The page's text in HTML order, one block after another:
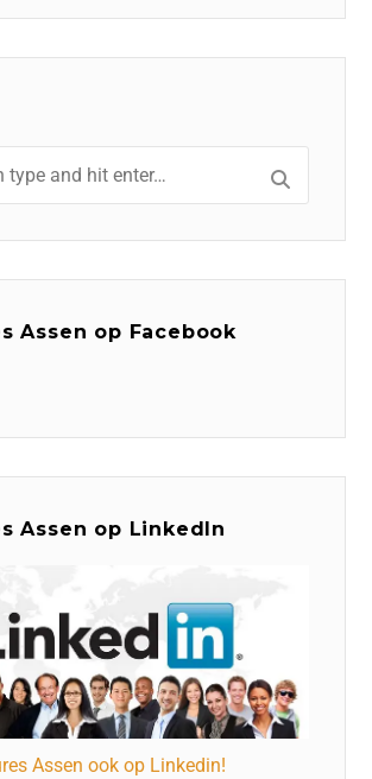
Assen op Facebook
Assen op LinkedIn
Assen ook op Linkedin!